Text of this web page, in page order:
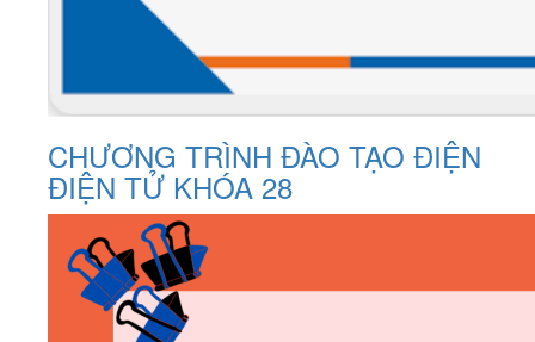
CHƯƠNG TRÌNH ĐÀO TẠO ĐIỆN
ĐIỆN TỬ KHÓA 28